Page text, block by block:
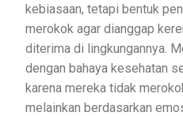
kebiasaan, tetapi bentuk
merokok agar dianggap
diterima di lingkungannya.
dengan bahaya kesehatan
karena mereka tidak
melainkan berdasarkan